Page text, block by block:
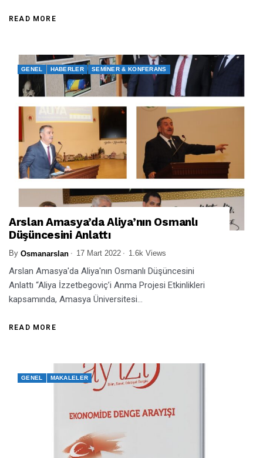
READ MORE
GENEL HABERLER SEMINER & KONFERANS
Arslan Amasya’da Aliya’nın Osmanlı
Düşüncesini Anlattı
By Osmanarslan 17 Mart 2022 1.6k Views
Arslan Amasya'da Aliya'nın Osmanlı Düşüncesini
Anlattı “Aliya İzzetbegoviç’i Anma Projesi Etkinlikleri
kapsamında, Amasya Üniversitesi...
READ MORE
GENEL MAKALELER